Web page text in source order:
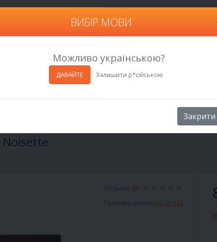
Noisette
ВИБІР МОВИ
Можливо українською?
ДАВАЙТЕ Залишити р*сійською
Закрити
Отзывы: (0)
Производитель: J.D.Gross